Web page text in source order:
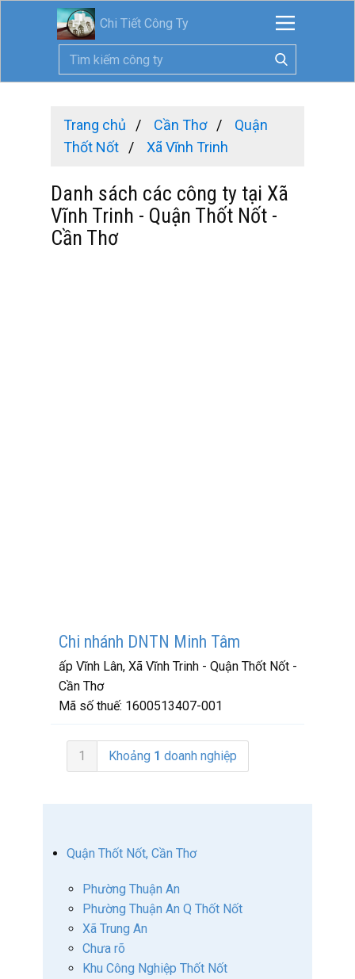
Chi Tiết Công Ty
Trang chủ Cần Thơ
Quận
Thốt Nốt
Xã Vĩnh Trinh
Danh sách các công ty tại Xã
Vĩnh Trinh - Quận Thốt Nốt -
Cần Thơ
Chi nhánh DNTN Minh Tâm
ấp Vĩnh Lân, Xã Vĩnh Trinh - Quận Thốt Nốt -
Cần Thơ
Mã số thuế: 1600513407-001
1 Khoảng 1 doanh nghiệp
Quận Thốt Nốt, Cần Thơ
Phường Thuận An
Phường Thuận An Q Thốt Nốt
Xã Trung An
Chưa rõ
Khu Công Nghiệp Thốt Nốt